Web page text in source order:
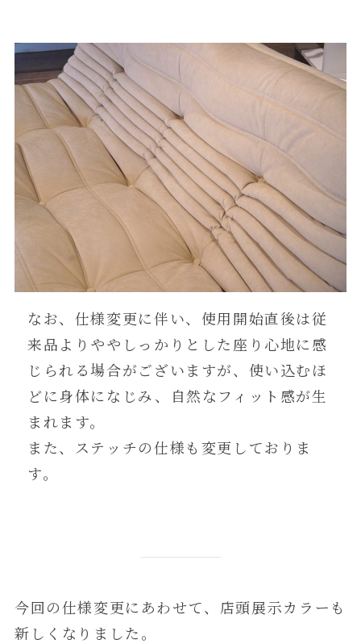
なお、仕様変更に伴い、使用開始直後は従
来品よりややしっかりとした座り心地に感
じられる場合がございますが、使い込むほ
どに身体になじみ、自然なフィット感が生
まれます。
また、ステッチの仕様も変更しておりま
す。
今回の仕様変更にあわせて、店頭展示カラーも
新しくなりました。